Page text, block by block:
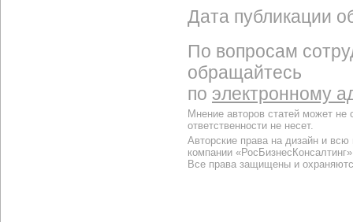
Дата публикации
По вопросам
обращайтесь
по электронному
Мнение авторов статей может
ответственности не несет.
Авторские права на дизайн и
компании
Все права защищены и